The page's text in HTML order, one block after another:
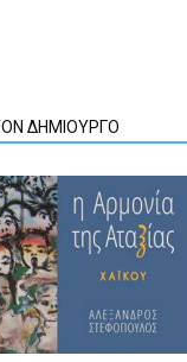
ΔΗΜΙΟΥΡΓΟ